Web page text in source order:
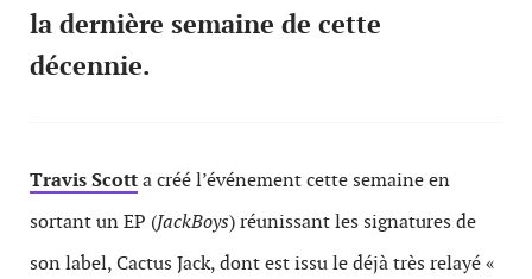
la dernière semaine de cette
décennie.
Travis Scotta créé l’événement cette semaine en
sortant un EP (JackBoys) réunissant les signatures de
son label, Cactus Jack, dont est issu le déjà très relayé «